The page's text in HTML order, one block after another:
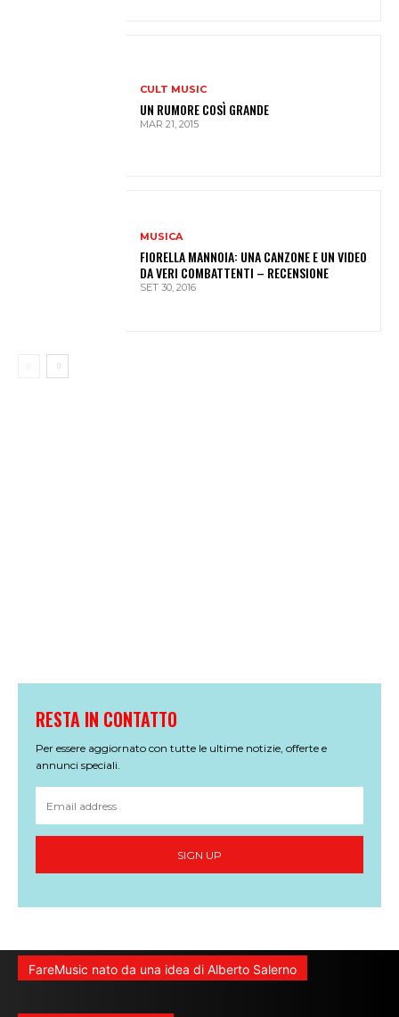
CULT MUSIC
UN RUMORE COSÌ GRANDE
MAR 21, 2015
MUSICA
FIORELLA MANNOIA: UNA CANZONE E UN VIDEO
DA VERI COMBATTENTI – RECENSIONE
SET 30, 2016
RESTA IN CONTATTO
Per essere aggiornato con tutte le ultime notizie, offerte e
annunci speciali.
SIGN UP
FareMusic nato da una idea di Alberto Salerno